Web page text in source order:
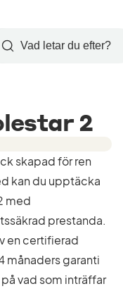
Skapa
konto
Logga
in
Sök
2
skapad för ren
kan du upptäcka
med
prestanda.
en certifierad
månaders garanti
vad som inträffar